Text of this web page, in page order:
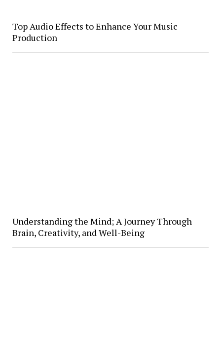
Top Audio Effects to Enhance Your Music
Production
Understanding the Mind; A Journey Through
Brain, Creativity, and Well-Being